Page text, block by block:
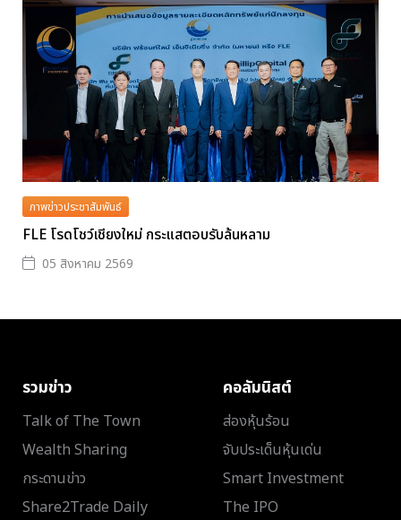
ภาพข่าวประชาสัมพันธ์
FLE โรดโชว์เชียงใหม่ กระแสตอบรับล้นหลาม
05 สิงหาคม 2569
รวมข่าว
Talk of The Town
Wealth Sharing
กระดานข่าว
Share2Trade Daily
คอลัมนิสต์
ส่องหุ้นร้อน
จับประเด็นหุ้นเด่น
Smart Investment
The IPO